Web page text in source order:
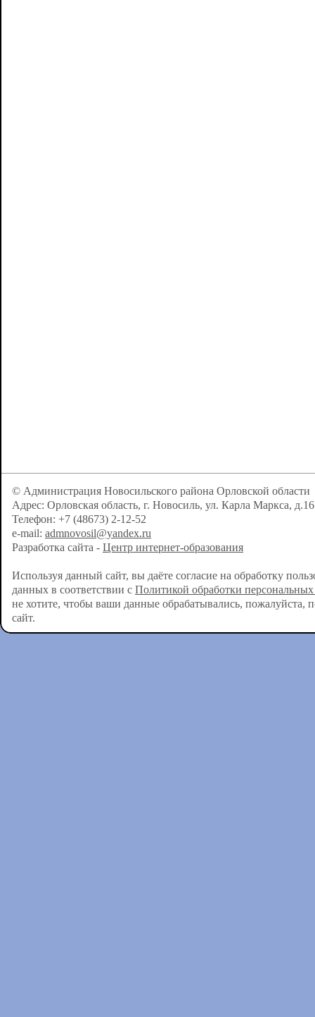
© Администрация Новосильского района Орловской области
Адрес: Орловская область, г. Новосиль, ул. Карла Маркса, д.16
Телефон: +7 (48673) 2-12-52
e-mail: admnovosil@yandex.ru
Разработка сайта - Центр интернет-образования
Используя данный сайт, вы даёте согласие на обработку
данных в соответствии с Политикой обработки
не хотите, чтобы ваши данные обрабатывались, пожалуйста,
сайт.